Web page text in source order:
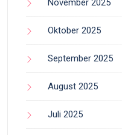
Oktober 2025
September 2025
August 2025
Juli 2025